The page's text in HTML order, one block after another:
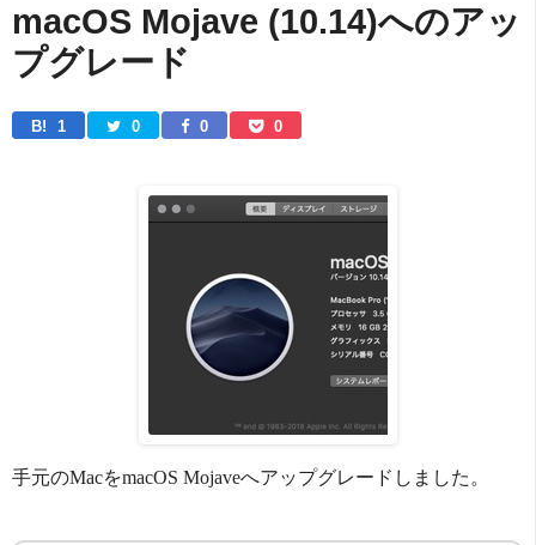
macOS Mojave (10.14)へのアッ
プグレード
B! 1 0 0 0
手元のMacをmacOS Mojaveへアップグレードしました。